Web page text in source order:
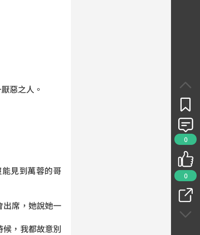
0
0
惡之人。
見到萬蓉的哥
出席，她說她一
，我都故意別